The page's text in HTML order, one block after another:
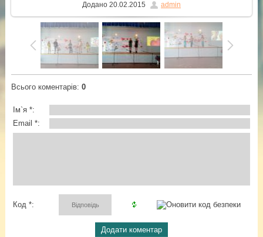
Додано20.02.2015 admin
Всього коментарів: 0
Ім`я *:
Email *:
Код *: